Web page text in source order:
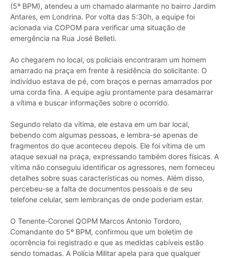
(5º BPM), atendeu a um chamado alarmante no bairro Jardim
Antares, em Londrina. Por volta das 5:30h, a equipe foi
acionada via COPOM para verificar uma situação de
emergência na Rua José Belleti.
Ao chegarem no local, os policiais encontraram um homem
amarrado na praça em frente à residência do solicitante. O
indivíduo estava de pé, com braços e pernas amarrados por
uma corda fina. A equipe agiu prontamente para desamarrar
a vítima e buscar informações sobre o ocorrido.
Segundo relato da vítima, ele estava em um bar local,
bebendo com algumas pessoas, e lembra-se apenas de
fragmentos do que aconteceu depois. Ele foi vítima de um
ataque sexual na praça, expressando também dores físicas. A
vítima não conseguiu identificar os agressores, nem forneceu
detalhes sobre suas características ou nomes. Além disso,
percebeu-se a falta de documentos pessoais e de seu
telefone celular, sem lembranças de onde poderiam estar.
O Tenente-Coronel QOPM Marcos Antonio Tordoro,
Comandante do 5º BPM, confirmou que um boletim de
ocorrência foi registrado e que as medidas cabíveis estão
sendo tomadas. A Polícia Militar apela para que qualquer